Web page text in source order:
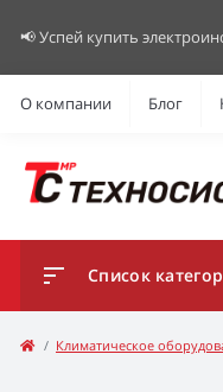
📢 Успей купить
О компании Блог
Список
Климатическое